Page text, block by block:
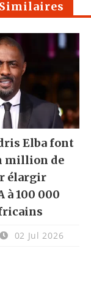
Elba font
million de
élargir
à 100 000
02 Jul 2026